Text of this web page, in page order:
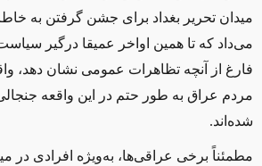
میدان تحریر بغداد برای جشن گرفتن به
می‌داد که تا همین اواخر عمیقا درگیر
فارغ از آنچه تظاهرات عمومی نشان ‌دهد،
مردم عراق به طور حتم در این واقعه
شده‌اند.
مطمئناً برخی عراقی‌ها، به‌ویژه افرادی در